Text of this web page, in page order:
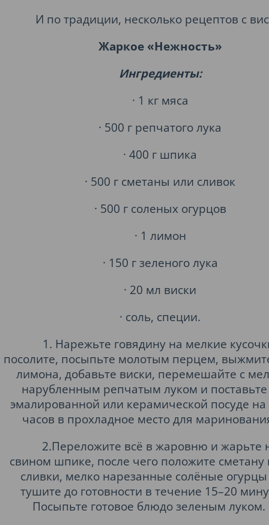
И по традиции, несколько рецептов с
Жаркое «Нежность»
Ингредиенты:
· 1 кг мяса
· 500 г репчатого лука
· 400 г шпика
· 500 г сметаны или сливок
· 500 г соленых огурцов
· 1 лимон
· 150 г зеленого лука
· 20 мл виски
· соль, специи.
1. Нарежьте говядину на мелкие
посолите, посыпьте молотым перцем,
лимона, добавьте виски, перемешайте с
нарубленным репчатым луком и поставьте
эмалированной или керамической посуде на
часов в прохладное место для
2.Переложите всё в жаровню и жарьте
свином шпике, после чего положите сметану
сливки, мелко нарезанные солёные
тушите до готовности в течение 15–20
Посыпьте готовое блюдо зеленым луком.